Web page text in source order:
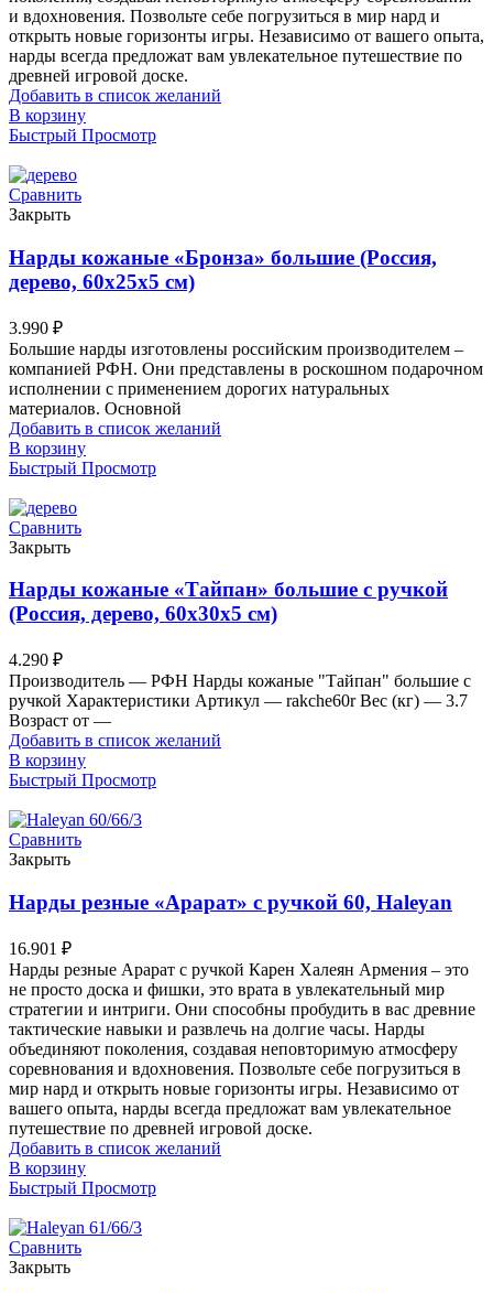
и вдохновения. Позвольте себе погрузиться в мир нард и
открыть новые горизонты игры. Независимо от вашего опыта,
нарды всегда предложат вам увлекательное путешествие по
древней игровой доске.
Добавить в список желаний
В корзину
Быстрый Просмотр
Сравнить
Закрыть
Нарды кожаные «Бронза» большие (Россия,
дерево, 60х25х5 см)
3.990 ₽
Большие нарды изготовлены российским производителем –
компанией РФН. Они представлены в роскошном подарочном
исполнении с применением дорогих натуральных
материалов. Основной
Добавить в список желаний
В корзину
Быстрый Просмотр
Сравнить
Закрыть
Нарды кожаные «Тайпан» большие с ручкой
(Россия, дерево, 60х30х5 см)
4.290 ₽
Производитель — РФН Нарды кожаные "Тайпан" большие с
ручкой Характеристики Артикул — rakche60r Вес (кг) — 3.7
Возраст от —
Добавить в список желаний
В корзину
Быстрый Просмотр
Сравнить
Закрыть
Нарды резные «Арарат» с ручкой 60, Haleyan
16.901 ₽
Нарды резные Арарат с ручкой Карен Халеян Армения – это
не просто доска и фишки, это врата в увлекательный мир
стратегии и интриги. Они способны пробудить в вас древние
тактические навыки и развлечь на долгие часы. Нарды
объединяют поколения, создавая неповторимую атмосферу
соревнования и вдохновения. Позвольте себе погрузиться в
мир нард и открыть новые горизонты игры. Независимо от
вашего опыта, нарды всегда предложат вам увлекательное
путешествие по древней игровой доске.
Добавить в список желаний
В корзину
Быстрый Просмотр
Сравнить
Закрыть